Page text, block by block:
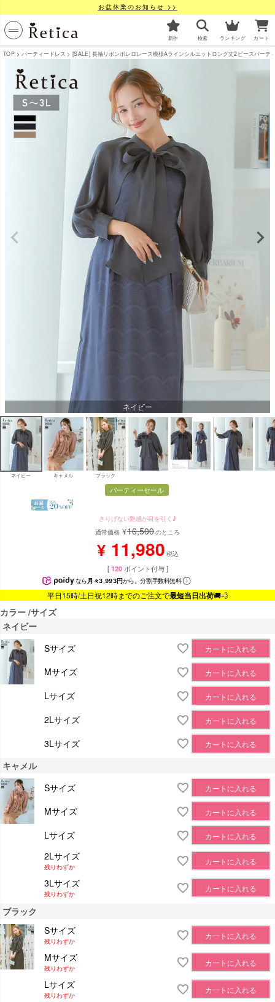
お盆休業のお知らせ >>
新作 検索 ランキング カート
TOP パーティードレス [SALE] 長袖リボンボレロレース模様Aラインシルエットロング丈2ピースパー
ネイビー
ネイビー キャメル ブラック
パーティーセール
さりげない艶感が目を引く♪
通常価格 ¥16,500のところ
¥ 11,980 税込
[ 120 ポイント付与 ]
なら 月々3,993円から。分割手数料無料
平日15時/土日祝12時までのご注文で最短当日出荷🚚💨
カラー サイズ
ネイビー
Sサイズ
カートに入れる
Mサイズ カートに入れる
Lサイズ カートに入れる
2Lサイズ カートに入れる
3Lサイズ カートに入れる
キャメル
Sサイズ
カートに入れる
Mサイズ カートに入れる
Lサイズ カートに入れる
2Lサイズ
残りわずか
カートに入れる
3Lサイズ
残りわずか
カートに入れる
ブラック
Sサイズ
残りわずか
カートに入れる
Mサイズ
残りわずか
カートに入れる
Lサイズ
残りわずか
カートに入れる